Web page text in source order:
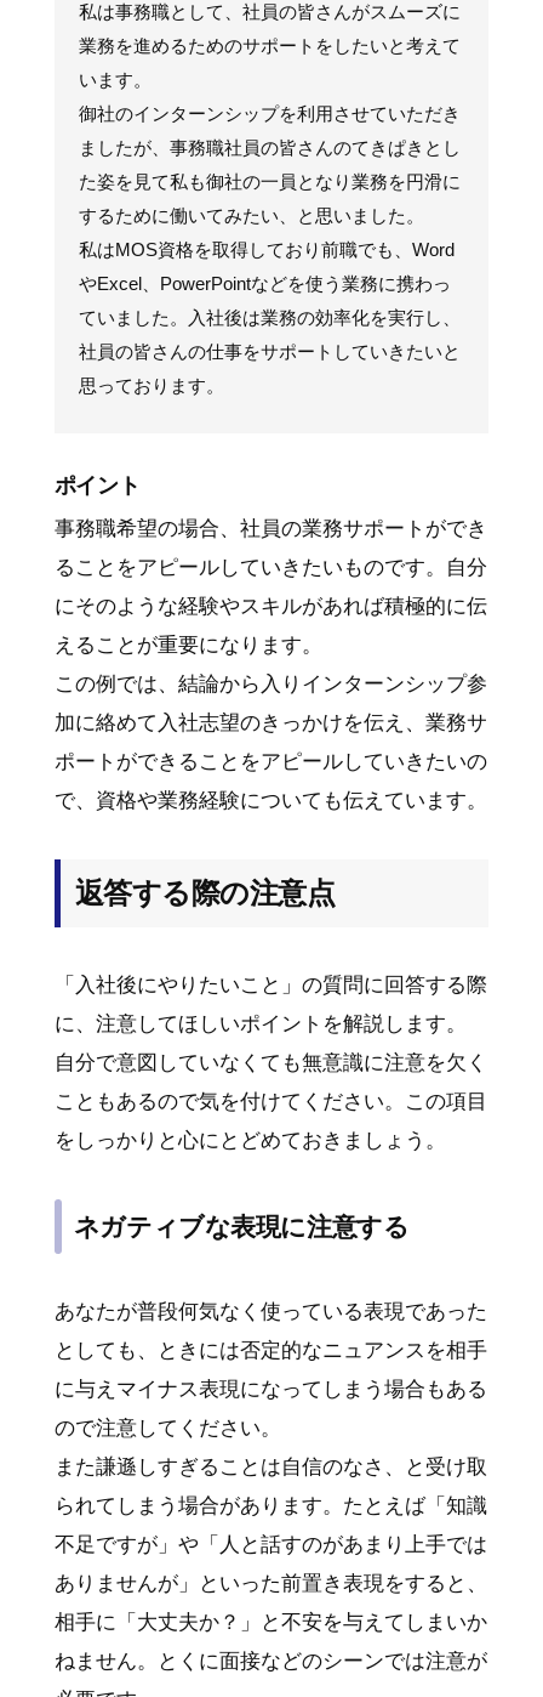
私は事務職として、社員の皆さんがスムーズに
業務を進めるためのサポートをしたいと考えて
います。
御社のインターンシップを利用させていただき
ましたが、事務職社員の皆さんのてきぱきとし
た姿を見て私も御社の一員となり業務を円滑に
するために働いてみたい、と思いました。
私はMOS資格を取得しており前職でも、Word
やExcel、PowerPointなどを使う業務に携わっ
ていました。入社後は業務の効率化を実行し、
社員の皆さんの仕事をサポートしていきたいと
思っております。
ポイント
事務職希望の場合、社員の業務サポートができ
ることをアピールしていきたいものです。自分
にそのような経験やスキルがあれば積極的に伝
えることが重要になります。
この例では、結論から入りインターンシップ参
加に絡めて入社志望のきっかけを伝え、業務サ
ポートができることをアピールしていきたいの
で、資格や業務経験についても伝えています。
返答する際の注意点
「入社後にやりたいこと」の質問に回答する際
に、注意してほしいポイントを解説します。
自分で意図していなくても無意識に注意を欠く
こともあるので気を付けてください。この項目
をしっかりと心にとどめておきましょう。
ネガティブな表現に注意する
あなたが普段何気なく使っている表現であった
としても、ときには否定的なニュアンスを相手
に与えマイナス表現になってしまう場合もある
ので注意してください。
また謙遜しすぎることは自信のなさ、と受け取
られてしまう場合があります。たとえば「知識
不足ですが」や「人と話すのがあまり上手では
ありませんが」といった前置き表現をすると、
相手に「大丈夫か？」と不安を与えてしまいか
ねません。とくに面接などのシーンでは注意が